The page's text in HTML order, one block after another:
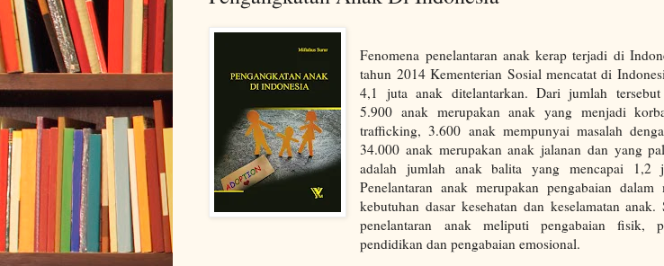
Fenomena penelantaran anak kerap terjadi di
tahun 2014 Kementerian Sosial mencatat di
4,1 juta anak ditelantarkan. Dari jumlah tersebut
5.900 anak merupakan anak yang menjadi
trafficking, 3.600 anak mempunyai masalah
34.000 anak merupakan anak jalanan dan yang
adalah jumlah anak balita yang mencapai 1,2
Penelantaran anak merupakan pengabaian dalam
kebutuhan dasar kesehatan dan keselamatan anak.
penelantaran anak meliputi pengabaian fisik,
pendidikan dan pengabaian emosional.